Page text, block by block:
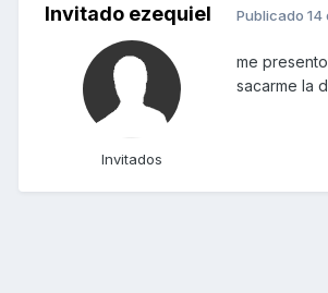
Invitado ezequiel
Invitados
Publicado 14
me
sacarme la